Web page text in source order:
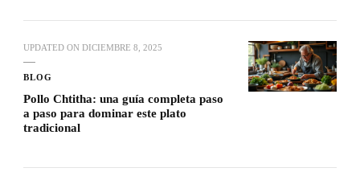
UPDATED ON DICIEMBRE 8, 2025
BLOG
Pollo Chtitha: una guía completa paso
a paso para dominar este plato
tradicional